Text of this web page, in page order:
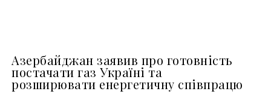
Азербайджан заявив про готовність
постачати газ Україні та
розширювати енергетичну співпрацю